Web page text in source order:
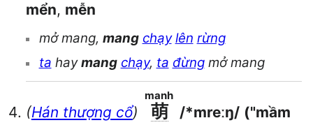
mển, mễn
mở mang, mang chạy lên rừng
ta haymang chạy, ta đừngmở mang
(Hán thượng cổ) 萌
manh
/*mreːŋ/ ("mầm